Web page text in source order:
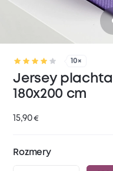
10×
Jersey
180x200 cm
15,90€
Rozmery